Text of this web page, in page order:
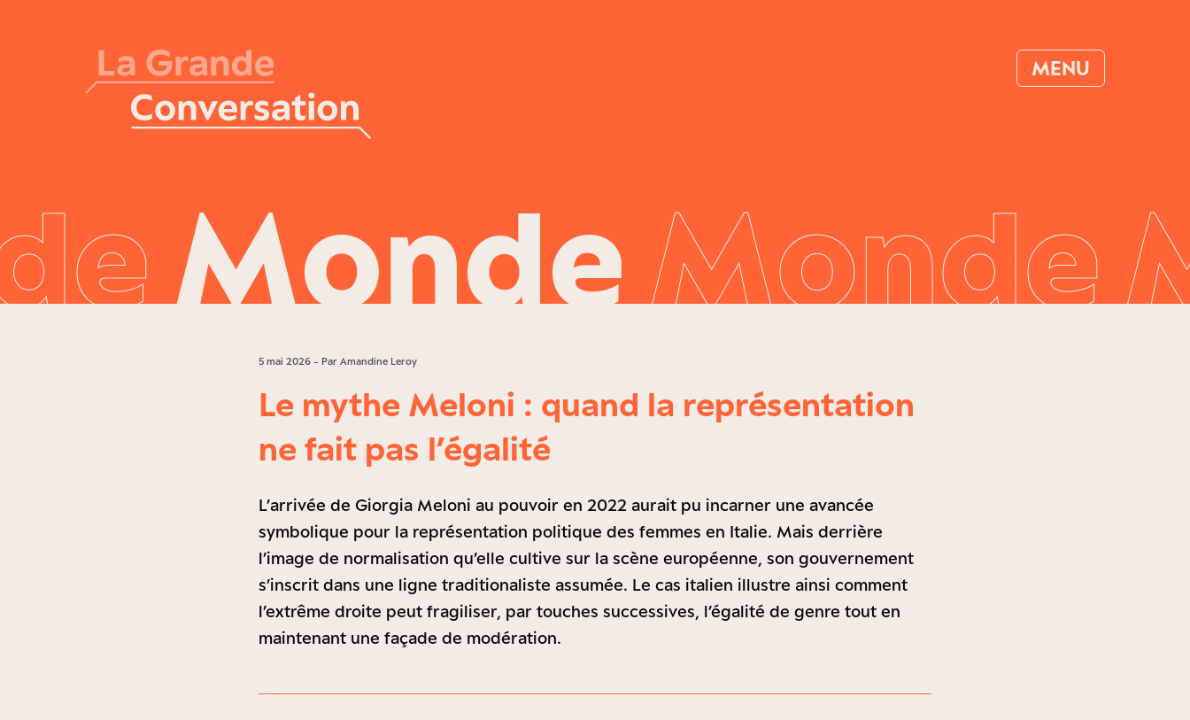
MENU
MondeMonde
5 mai 2026 - Par Amandine Leroy
Le mythe Meloni : quand la représentation
ne fait pas l’égalité
L’arrivée de Giorgia Meloni au pouvoir en 2022 aurait pu incarner une avancée
symbolique pour la représentation politique des femmes en Italie. Mais derrière
l’image de normalisation qu’elle cultive sur la scène européenne, son gouvernement
s’inscrit dans une ligne traditionaliste assumée. Le cas italien illustre ainsi comment
l’extrême droite peut fragiliser, par touches successives, l’égalité de genre tout en
maintenant une façade de modération.